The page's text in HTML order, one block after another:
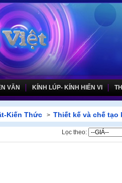
VĂN KÍNH LÚP- KÍNH HIỂN VI
Kiến Thức > Thiết kế và chế tạo
Lọc theo: